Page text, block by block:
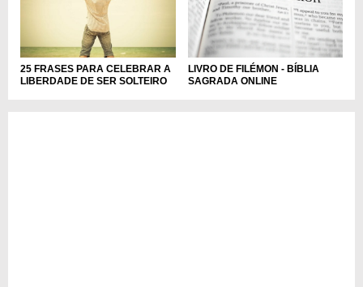
25 FRASES PARA CELEBRAR A
LIBERDADE DE SER SOLTEIRO
LIVRO DE FILÉMON - BÍBLIA
SAGRADA ONLINE